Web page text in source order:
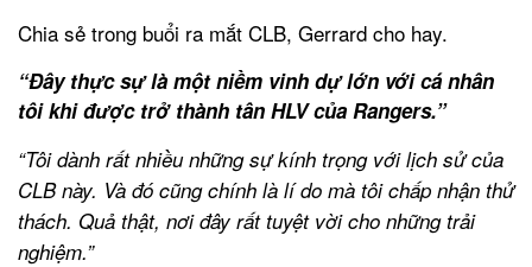
Chia sẻ trong buổi ra mắt CLB, Gerrard cho hay.
“Đây thực sự là một niềm vinh dự lớn với cá nhân
tôi khi được trở thành tân HLV của Rangers.”
“Tôi dành rất nhiều những sự kính trọng với lịch sử của
CLB này. Và đó cũng chính là lí do mà tôi chấp nhận thử
thách. Quả thật, nơi đây rất tuyệt vời cho những trải
nghiệm.”